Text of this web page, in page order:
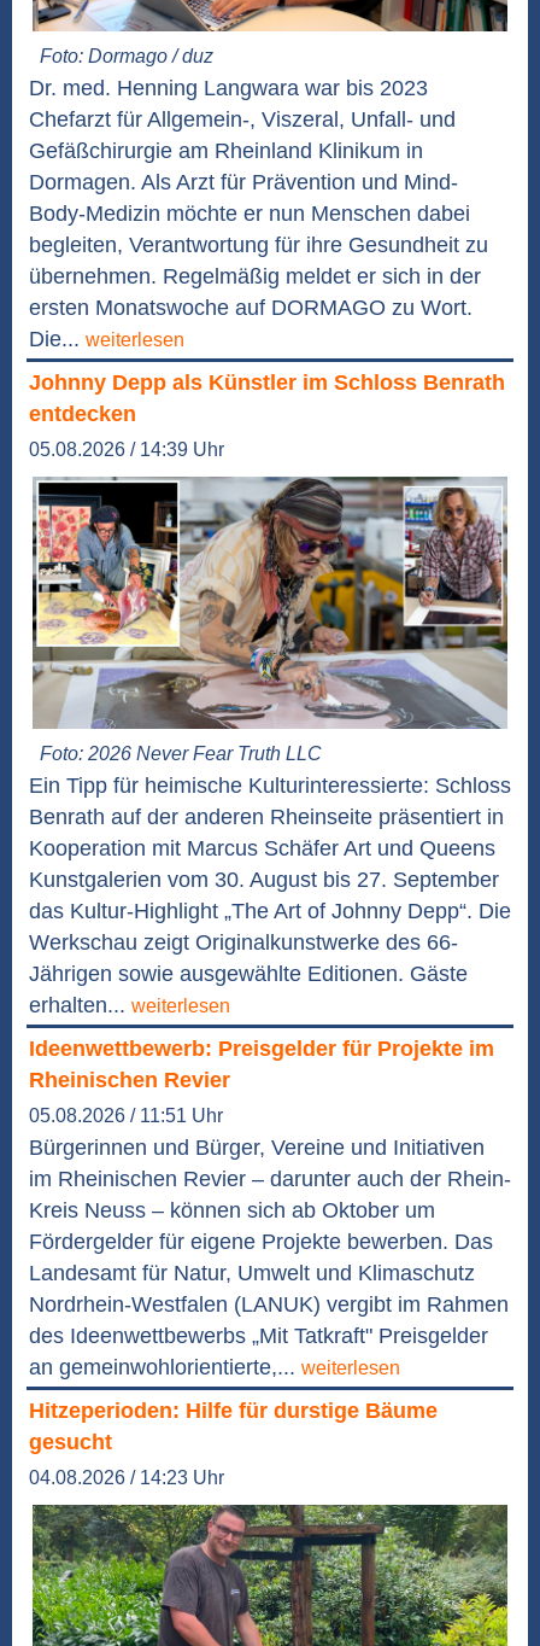
Foto: Dormago / duz
Dr. med. Henning Langwara war bis 2023
Chefarzt für Allgemein-, Viszeral, Unfall- und
Gefäßchirurgie am Rheinland Klinikum in
Dormagen. Als Arzt für Prävention und Mind-
Body-Medizin möchte er nun Menschen dabei
begleiten, Verantwortung für ihre Gesundheit zu
übernehmen. Regelmäßig meldet er sich in der
ersten Monatswoche auf DORMAGO zu Wort.
Die... weiterlesen
Johnny Depp als Künstler im Schloss Benrath
entdecken
05.08.2026 / 14:39 Uhr
Foto: 2026 Never Fear Truth LLC
Ein Tipp für heimische Kulturinteressierte: Schloss
Benrath auf der anderen Rheinseite präsentiert in
Kooperation mit Marcus Schäfer Art und Queens
Kunstgalerien vom 30. August bis 27. September
das Kultur-Highlight „The Art of Johnny Depp“. Die
Werkschau zeigt Originalkunstwerke des 66-
Jährigen sowie ausgewählte Editionen. Gäste
erhalten... weiterlesen
Ideenwettbewerb: Preisgelder für Projekte im
Rheinischen Revier
05.08.2026 / 11:51 Uhr
Bürgerinnen und Bürger, Vereine und Initiativen
im Rheinischen Revier – darunter auch der Rhein-
Kreis Neuss – können sich ab Oktober um
Fördergelder für eigene Projekte bewerben. Das
Landesamt für Natur, Umwelt und Klimaschutz
Nordrhein-Westfalen (LANUK) vergibt im Rahmen
des Ideenwettbewerbs „Mit Tatkraft" Preisgelder
an gemeinwohlorientierte,... weiterlesen
Hitzeperioden: Hilfe für durstige Bäume
gesucht
04.08.2026 / 14:23 Uhr